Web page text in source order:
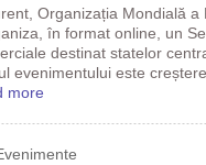
Organizația Mondială a
în format online, un
destinat statelor
evenimentului este
more